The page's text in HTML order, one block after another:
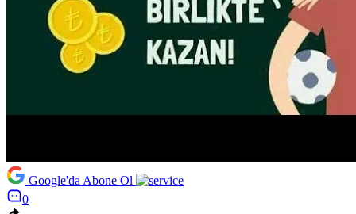
Google'da Abone Ol
0